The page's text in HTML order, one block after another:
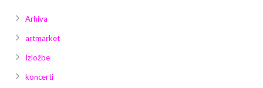
Arhiva
artmarket
Izložbe
koncerti